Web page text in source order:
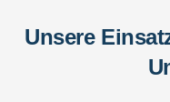
Unsere